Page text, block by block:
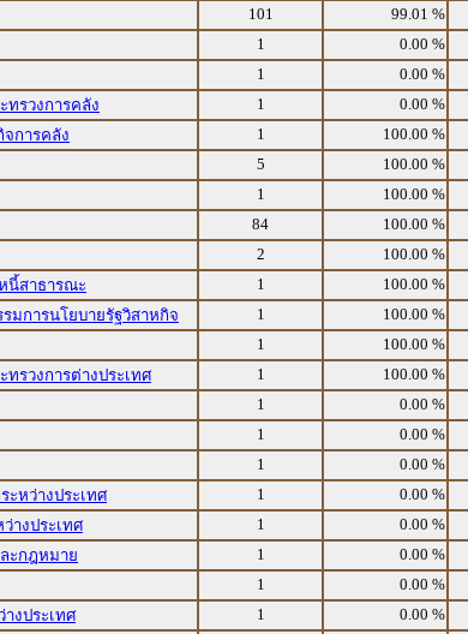
101 99.01 %
1 0.00 %
1 0.00 %
ทรวงการคลัง
1 0.00 %
จการคลัง
1 100.00 %
5 100.00 %
1 100.00 %
84 100.00 %
2 100.00 %
นี้สาธารณะ
1 100.00 %
มการนโยบายรัฐวิสาหกิจ
1 100.00 %
1 100.00 %
ทรวงการต่างประเทศ
1 100.00 %
1 0.00 %
1 0.00 %
1 0.00 %
ะหว่างประเทศ
1 0.00 %
างประเทศ
1 0.00 %
ะกฎหมาย
1 0.00 %
1 0.00 %
งประเทศ
1 0.00 %